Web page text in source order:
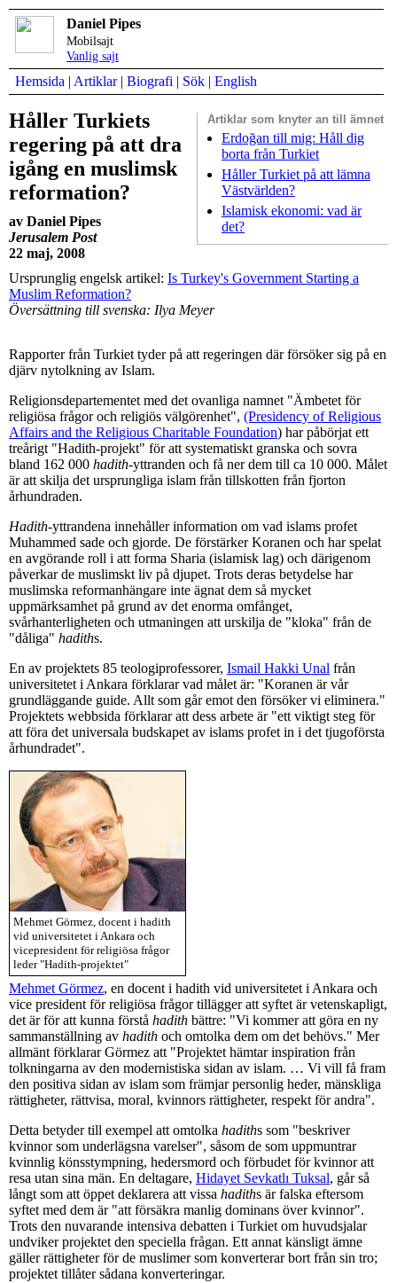
Daniel Pipes
Mobilsajt
Vanlig sajt
Hemsida | Artiklar| Biografi | Sök | English
Artiklar som knyter an till ämnet
Erdoğan till mig: Håll dig
borta från Turkiet
Håller Turkiet på att lämna
Västvärlden?
Islamisk ekonomi: vad är
det?
Håller Turkiets
regering på att dra
igång en muslimsk
reformation?
av Daniel Pipes
Jerusalem Post
22 maj, 2008
Ursprunglig engelsk artikel: Is Turkey's Government Starting a
Muslim Reformation?
Översättning till svenska: Ilya Meyer
Rapporter från Turkiet tyder på att regeringen där försöker sig på en
djärv nytolkning av Islam.
Religionsdepartementet med det ovanliga namnet "Ämbetet för
religiösa frågor och religiös välgörenhet", (Presidency of Religious
Affairs and the Religious Charitable Foundation) har påbörjat ett
treårigt "Hadith-projekt" för att systematiskt granska och sovra
bland 162 000 hadith-yttranden och få ner dem till ca 10 000. Målet
är att skilja det ursprungliga islam från tillskotten från fjorton
århundraden.
Hadith-yttrandena innehåller information om vad islams profet
Muhammed sade och gjorde. De förstärker Koranen och har spelat
en avgörande roll i att forma Sharia (islamisk lag) och därigenom
påverkar de muslimskt liv på djupet. Trots deras betydelse har
muslimska reformanhängare inte ägnat dem så mycket
uppmärksamhet på grund av det enorma omfånget,
svårhanterligheten och utmaningen att urskilja de "kloka" från de
"dåliga" hadiths.
En av projektets 85 teologiprofessorer, Ismail Hakki Unal från
universitetet i Ankara förklarar vad målet är: "Koranen är vår
grundläggande guide. Allt som går emot den försöker vi eliminera."
Projektets webbsida förklarar att dess arbete är "ett viktigt steg för
att föra det universala budskapet av islams profet in i det tjugoförsta
århundradet".
Mehmet Görmez, docent i hadith
vid universitetet i Ankara och
vicepresident för religiösa frågor
leder "Hadith-projektet"
Mehmet Görmez, en docent i hadith vid universitetet i Ankara och
vice president för religiösa frågor tillägger att syftet är vetenskapligt,
det är för att kunna förstå hadith bättre: "Vi kommer att göra en ny
sammanställning av hadith och omtolka dem om det behövs." Mer
allmänt förklarar Görmez att "Projektet hämtar inspiration från
tolkningarna av den modernistiska sidan av islam. … Vi vill få fram
den positiva sidan av islam som främjar personlig heder, mänskliga
rättigheter, rättvisa, moral, kvinnors rättigheter, respekt för andra".
Detta betyder till exempel att omtolka hadiths som "beskriver
kvinnor som underlägsna varelser", såsom de som uppmuntrar
kvinnlig könsstympning, hedersmord och förbudet för kvinnor att
resa utan sina män. En deltagare, Hidayet Sevkatlı Tuksal, går så
långt som att öppet deklarera att vissa hadiths är falska eftersom
syftet med dem är "att försäkra manlig dominans över kvinnor".
Trots den nuvarande intensiva debatten i Turkiet om huvudsjalar
undviker projektet den speciella frågan. Ett annat känsligt ämne
gäller rättigheter för de muslimer som konverterar bort från sin tro;
projektet tillåter sådana konverteringar.